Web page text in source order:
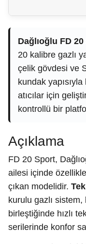
Dağlıoğlu FD
20 kalibre gazlı
çelik gövdesi ve
kundak
atıcılar için
kontrollü bir
Açıklama
FD 20 Sport,
ailesi içinde
çıkan modelidir.
kurulu gazlı
birleştiğinde hızlı
serilerinde konfor